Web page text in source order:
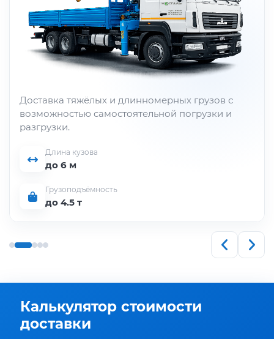
Доставка тяжёлых и длинномерных грузов с
возможностью самостоятельной погрузки и
разгрузки.
Длина кузова
до 6 м
Грузоподъёмность
до 4.5 т
Калькулятор стоимости
доставки